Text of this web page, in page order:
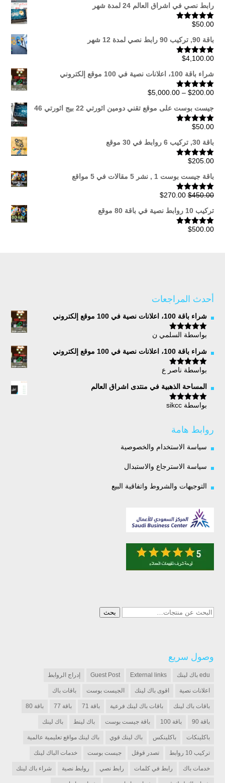
رابط نصي في اشراق العالم 24 لمدة شهر
تم التقييم
$50.00
باقة 90, تركيب 90 رابط نصي لمدة 12 شهر
تم التقييم$4,100.00
شراء باقة 100، اعلانات نصية في 100 موقع إلكتروني
تم التقييم
$200.00
–
$5,000.00 نطاق
من
خلال
جيست بوست على موقع تقني دومين اثورتي 22 بيج اثورتي 46
تم التقييم
$50.00
باقة 30, تركيب 6 روابط في 30 موقع
تم التقييم
$205.00
باقة جيست بوست 1 , نشر 5 مقالات في 5 مواقع
تم التقييم
$450.00
السعر
الأصلي
هو:
$270.00 السعر
تركيب 10 روابط نصية في باقة 80 موقع
تم التقييم
$500.00
أحدث المراجعات
شراء باقة 100، اعلانات نصية في 100 موقع إلكتروني
تم التقييم5
بواسطة السلمي ن
شراء باقة 100، اعلانات نصية في 100 موقع إلكتروني
تم التقييم5
بواسطة ناصر ع
المساحة الذهبية في منتدى اشراق العالم
تم التقييم5
بواسطة sikcc
روابط هامة
سياسة الاستخدام والخصوصية
سياسة الاسترجاع والاستبدال
التوجيهات والشروط واتفاقية البيع
البحث
بحث
وصول سريع
edu باك لينك External links
Guest Post إدراج الروابط
اعلانات نصية اقوى باك لينك الجيست بوست باقات باك
باقات باك لينك باقات باك لينك فرعية باقة 71 باقة 77 باقة 80
باقة 90 باقة 100 باقة جيست بوست باك لينط باك لينك
باكلينكات باكلينكس باك لينك قوي باك لينك مواقع تعليمية عالمية
تركيب 10 روابط تصدر قوقل جيست بوست خدمات الباك لينك
خدمات باك رابط في كلمات رابط نصي روابط نصية شراء باك لينك